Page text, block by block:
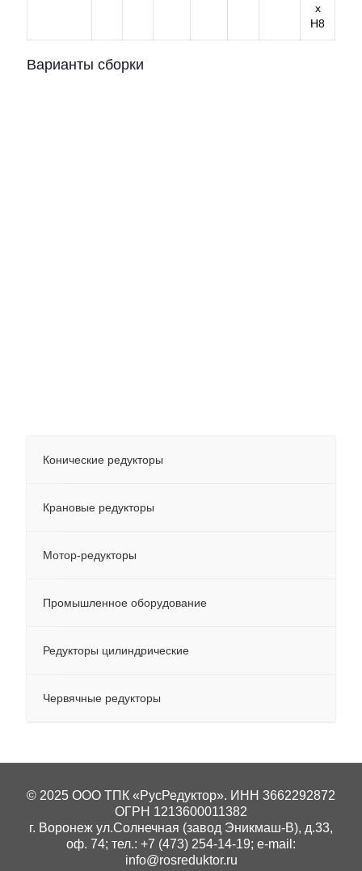
х
Н8
Варианты сборки
Конические редукторы
Крановые редукторы
Мотор-редукторы
Промышленное оборудование
Редукторы цилиндрические
Червячные редукторы
© 2025 ООО ТПК «РусРедуктор». ИНН 3662292872
ОГРН 1213600011382
г. Воронеж ул.Солнечная (завод Эникмаш-В), д.33,
оф. 74; тел.: +7 (473) 254-14-19; e-mail:
info@rosreduktor.ru